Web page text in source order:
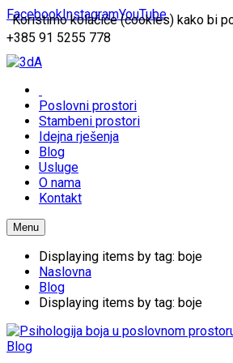
FacebookInstagramYouTube
+385 91 5255 778
Poslovni prostori
Stambeni prostori
Idejna rješenja
Blog
Usluge
O nama
Kontakt
Menu
Displaying items by tag: boje
Naslovna
Blog
Displaying items by tag: boje
Blog
Koristimo kolačiće (cookies) kako bi